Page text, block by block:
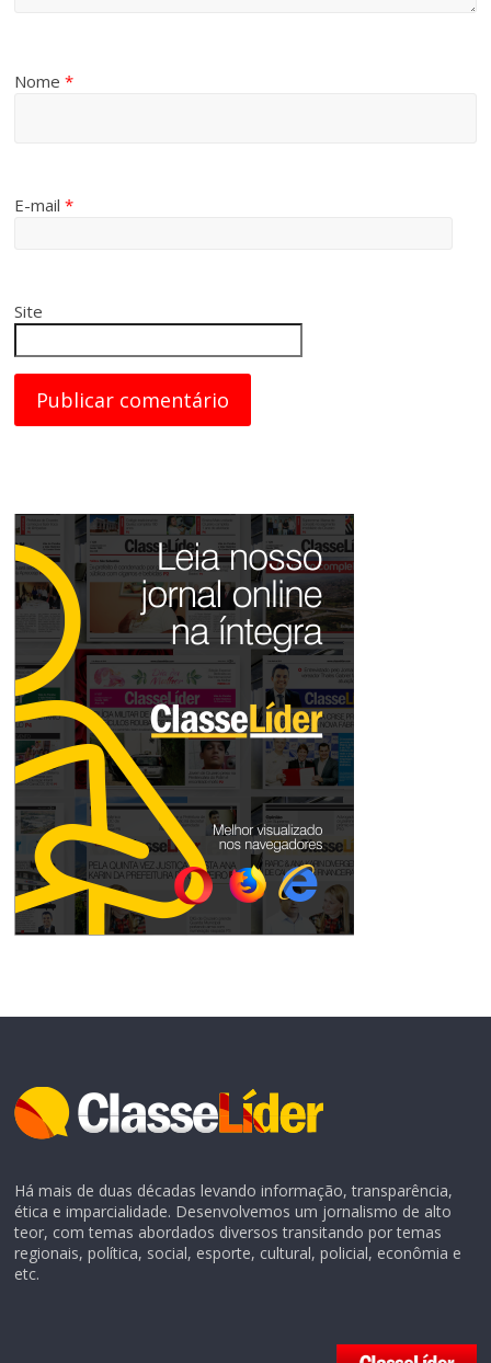
Nome*
E-mail*
Site
Há mais de duas décadas levando informação, transparência,
ética e imparcialidade. Desenvolvemos um jornalismo de alto
teor, com temas abordados diversos transitando por temas
regionais, política, social, esporte, cultural, policial, econômia e
etc.